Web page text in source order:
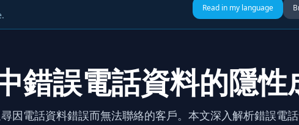
Read in my language
錯誤電話資料的隱性
因電話資料錯誤而無法聯絡的客戶。本文深入解析錯誤電